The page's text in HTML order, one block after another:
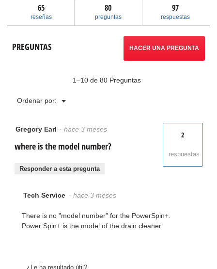
de
SPIN+
a
respuestas
65
reseñas
80
preguntas
97
respuestas
PREGUNTAS HACER UNA PREGUNTA
1–10 de 80 Preguntas
Ordenar por: ▼
Menú
Gregory Earl · hace 3 meses
where is the model number?
2
respuestas
Responder a esta pregunta
Tech Service · hace 3 meses
There is no "model number" for the PowerSpin+.
Power Spin+ is the model of the drain cleaner
¿Le ha resultado útil?